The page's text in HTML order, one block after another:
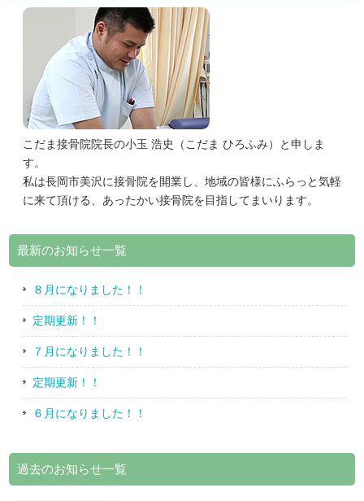
こだま接骨院院長の小玉 浩史（こだま ひろふみ）と申しま
す。
私は長岡市美沢に接骨院を開業し、地域の皆様にふらっと気軽
に来て頂ける、あったかい接骨院を目指してまいります。
最新のお知らせ一覧
８月になりました！！
定期更新！！
７月になりました！！
定期更新！！
６月になりました！！
過去のお知らせ一覧